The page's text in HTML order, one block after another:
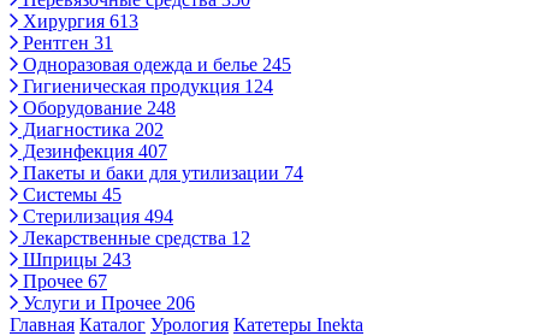
Хирургия 613
Рентген 31
Одноразовая одежда и белье 245
Гигиеническая продукция 124
Оборудование 248
Диагностика 202
Дезинфекция 407
Пакеты и баки для утилизации 74
Системы 45
Стерилизация 494
Лекарственные средства 12
Шприцы 243
Прочее 67
Услуги и Прочее 206
Главная Каталог Урология Катетеры Inekta